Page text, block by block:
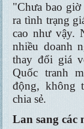
"Chưa bao
ra tình trạng
cao như vậy.
nhiều doanh
thay đổi giá
Quốc tranh
động, không
chia sẻ.
Lan sang các